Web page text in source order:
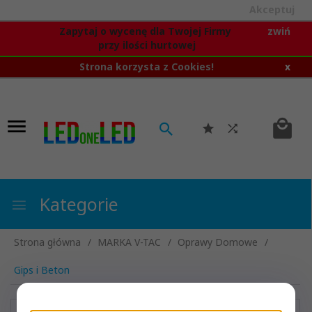
Zapytaj o wycenę dla Twojej Firmy
przy ilości hurtowej
zwiń
Strona korzysta z Cookies! x
Kategorie
Strona główna MARKA V-TAC Oprawy Domowe
Gips i Beton